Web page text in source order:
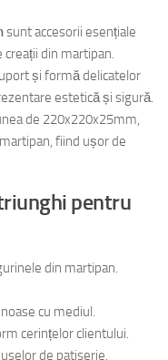
sunt accesorii esențiale
din martipan.
și formă delicatelor
estetică și sigură.
de 220x220x25mm,
fiind ușor de
pentru
din martipan.
cu mediul.
cerințelor clientului.
de patiserie.